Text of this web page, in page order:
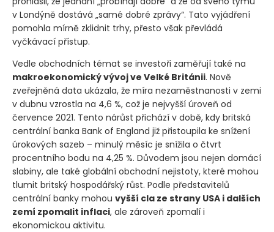
v Londýně dostává „samé dobré zprávy“. Tato vyjádření
pomohla mírně zklidnit trhy, přesto však převládá
vyčkávací přístup.
Vedle obchodních témat se investoři zaměřují také na
makroekonomický vývoj ve Velké Británii. Nově
zveřejněná data ukázala, že míra nezaměstnanosti v zemi
v dubnu vzrostla na 4,6 %, což je nejvyšší úroveň od
července 2021. Tento nárůst přichází v době, kdy britská
centrální banka Bank of England již přistoupila ke snížení
úrokových sazeb – minulý měsíc je snížila o čtvrt
procentního bodu na 4,25 %. Důvodem jsou nejen domácí
slabiny, ale také globální obchodní nejistoty, které mohou
tlumit britský hospodářský růst. Podle představitelů
centrální banky mohou vyšší cla ze strany USA i dalších
zemí zpomalit inflaci, ale zároveň zpomalí i
ekonomickou aktivitu.